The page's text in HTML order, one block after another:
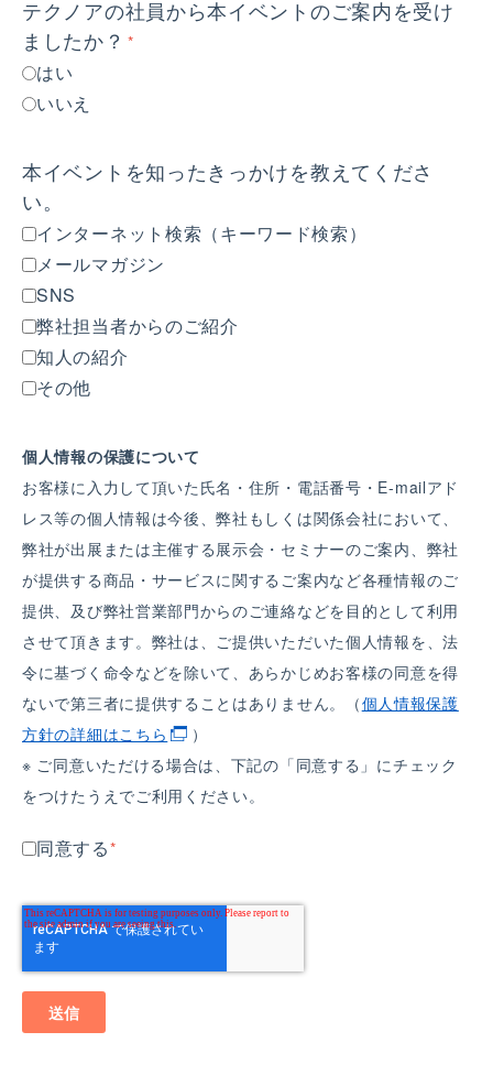
テクノアの社員から本イベントのご案内を受け
ましたか？ *
はい
いいえ
本イベントを知ったきっかけを教えてくださ
い。
インターネット検索（キーワード検索）
メールマガジン
SNS
弊社担当者からのご紹介
知人の紹介
その他
個人情報の保護について
お客様に入力して頂いた氏名・住所・電話番号・E-mailアド
レス等の個人情報は今後、弊社もしくは関係会社において、
弊社が出展または主催する展示会・セミナーのご案内、弊社
が提供する商品・サービスに関するご案内など各種情報のご
提供、及び弊社営業部門からのご連絡などを目的として利用
させて頂きます。弊社は、ご提供いただいた個人情報を、法
令に基づく命令などを除いて、あらかじめお客様の同意を得
ないで第三者に提供することはありません。（個人情報保護
方針の詳細はこちら
）
※ ご同意いただける場合は、下記の「同意する」にチェック
をつけたうえでご利用ください。
同意する*